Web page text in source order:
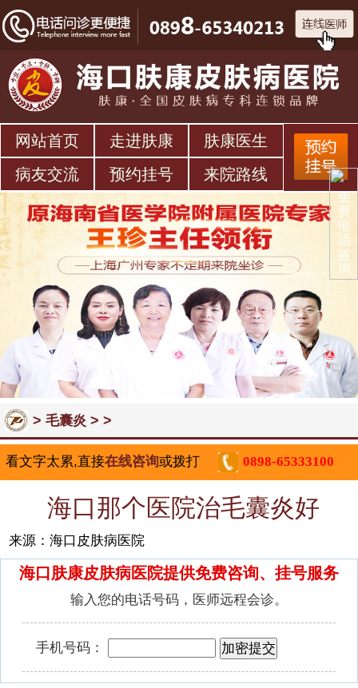
网站首页 走进肤康
肤康医生
病友交流
预约挂号 来院路线
> 毛囊炎 > >
看文字太累,直接在线咨询或拨打 0898-65333100
海口那个医院治毛囊炎好
来源：海口皮肤病医院
海口肤康皮肤病医院提供免费咨询、挂号服务
输入您的电话号码，医师远程会诊。
手机号码：
免
费
电
话
咨
询